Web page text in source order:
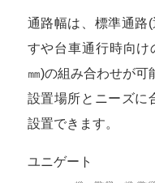
通路幅は、標準通路
すや台車通行時向
㎜)の組み合わせが可
設置場所とニーズに
設置できます。
ユニゲート